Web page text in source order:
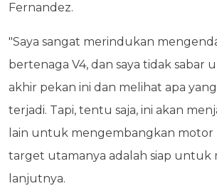
Fernandez.
"Saya sangat merindukan
bertenaga V4, dan saya tidak sabar
akhir pekan ini dan melihat apa
terjadi. Tapi, tentu saja, ini akan
lain untuk mengembangkan motor
target utamanya adalah siap untuk
lanjutnya.